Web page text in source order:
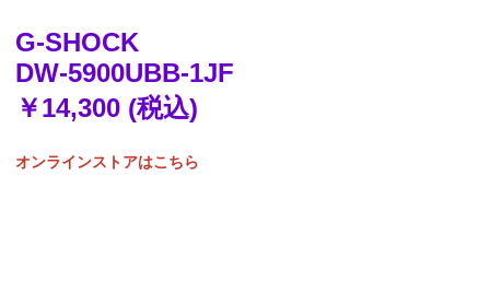
G-SHOCK
DW-5900UBB-1JF
￥14,300 (税込)
オンラインストアはこちら